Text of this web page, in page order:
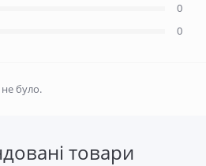
0
0
було.
товари